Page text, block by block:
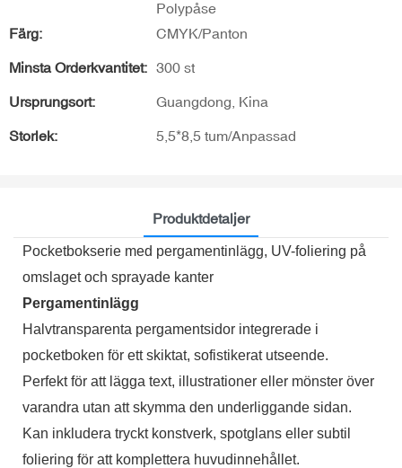
Polypåse
Färg:
CMYK/Panton
Minsta Orderkvantitet: 300 st
Ursprungsort: Guangdong, Kina
Storlek: 5,5*8,5 tum/Anpassad
Produktdetaljer
Pocketbokserie med pergamentinlägg, UV-foliering på
omslaget och sprayade kanter
Pergamentinlägg
Halvtransparenta pergamentsidor integrerade i
pocketboken för ett skiktat, sofistikerat utseende.
Perfekt för att lägga text, illustrationer eller mönster över
varandra utan att skymma den underliggande sidan.
Kan inkludera tryckt konstverk, spotglans eller subtil
foliering för att komplettera huvudinnehållet.